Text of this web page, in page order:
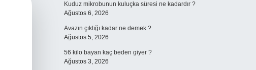
Kuduz mikrobunun kuluçka süresi ne kadardır ?
Ağustos 6, 2026
Avazın çıktığı kadar ne demek ?
Ağustos 5, 2026
56 kilo bayan kaç beden giyer ?
Ağustos 3, 2026